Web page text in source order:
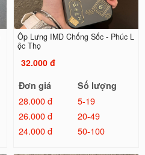
Ốp Lưng IMD Chống Sốc - Phúc L
ộc Thọ
32.000 đ
Đơn giá
Số lượng
28.000 đ
5-19
26.000 đ
20-49
24.000 đ
50-100